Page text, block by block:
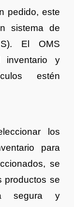
pedido, este
sistema de
El OMS
inventario y
estén
los
para
se
productos se
segura y